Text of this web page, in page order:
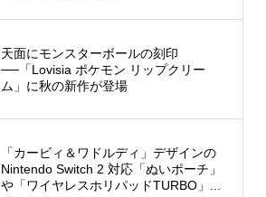
天面にモンスターボールの刻印
──「Lovisia ポケモン リップクリー
ム」に秋の新作が登場
「カービィ＆ワドルディ」デザインの
Nintendo Switch 2 対応「ぬいポーチ」
や「ワイヤレスホリパッドTURBO」...